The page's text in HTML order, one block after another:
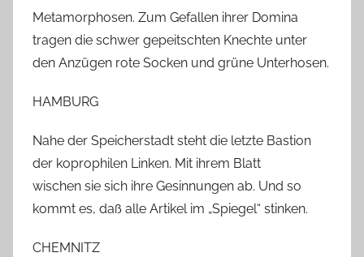
Metamorphosen. Zum Gefallen ihrer Domina
tragen die schwer gepeitschten Knechte unter
den Anzügen rote Socken und grüne Unterhosen.
HAMBURG
Nahe der Speicherstadt steht die letzte Bastion
der koprophilen Linken. Mit ihrem Blatt
wischen sie sich ihre Gesinnungen ab. Und so
kommt es, daß alle Artikel im „Spiegel“ stinken.
CHEMNITZ